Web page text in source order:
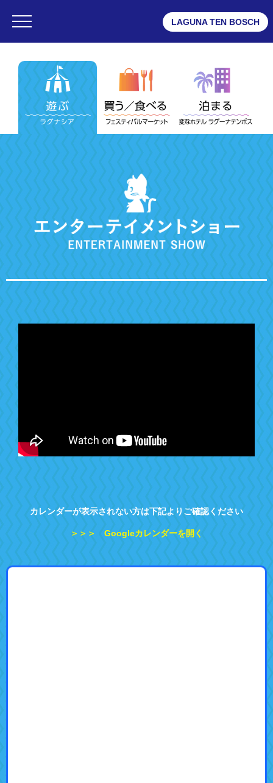
・フェスティバルマーケット
・変なホテル ラグーナテンボス
ラグナシア
・アトラクション
・エンターテイメントショー
・ショップ
・プール
・ゲストサービス
・よくある質問
・デジタルマップ
・団体予約
LAGUNA TEN BOSCH
カレンダーが表示されない方は下記よりご確認ください
＞＞＞ Googleカレンダーを開く